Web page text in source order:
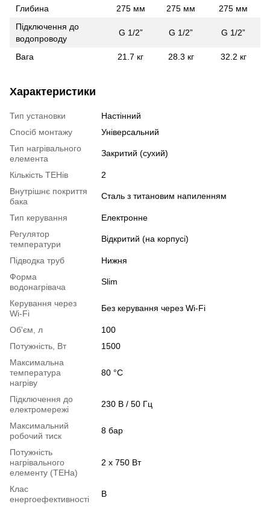
Глибина 275 мм 275 мм
275 мм
Підключення до
водопроводу
G 1/2” G 1/2” G 1/2”
Вага 21.7 кг 28.3 кг 32.2 кг
Характеристики
Тип установки
Настінний
Спосіб монтажу
Універсальний
Тип нагрівального
елемента
Закритий (сухий)
Кількість ТЕНів
2
Внутрішнє покриття
бака
Сталь з титановим напиленням
Тип керування
Електронне
Регулятор
температури
Відкритий (на корпусі)
Підводка труб
Нижня
Форма
водонагрівача
Slim
Керування через
Wi-Fi
Без керування через Wi-Fi
Об'єм, л
100
Потужність, Вт
1500
Максимальна
температура
нагріву
80 °С
Підключення до
електромережі
230 В / 50 Гц
Максимальний
робочий тиск
8 бар
Потужність
нагрівального
елементу (ТЕНа)
2 х 750 Вт
Клас
енергоефективності
B